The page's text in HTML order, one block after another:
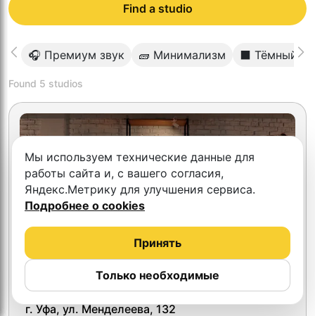
Find a studio
🎧 Премиум звук 🧱 Минимализм ⬛️ Тёмный
Found 5 studios
ВидеоТочка 4.3
г. Уфа, ул. Менделеева, 132
Мы используем технические данные для
работы сайта и, с вашего согласия,
Яндекс.Метрику для улучшения сервиса.
Подробнее о cookies
Только необходимые
Принять